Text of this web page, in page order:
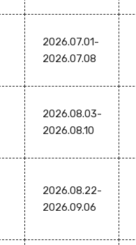
2026.07.01-
2026.07.08
2026.08.03-
2026.08.10
2026.08.22-
2026.09.06